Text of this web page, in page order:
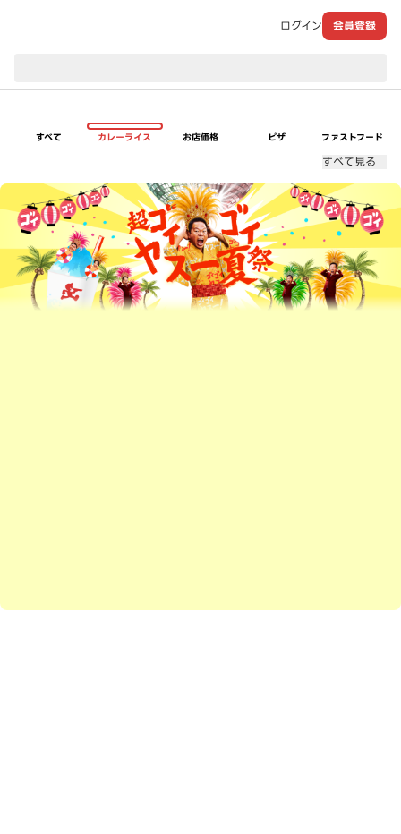
ログイン 会員登録
すべて カレーライス お店価格 ピザ ファストフード
すべて見る
超ゴイゴイヤスー夏祭